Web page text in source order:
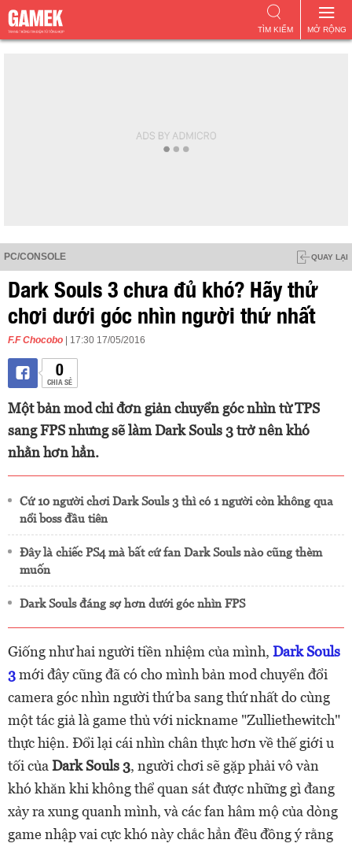
MỞ RỘNG
TÌM KIẾM
PC/CONSOLE QUAY LẠI
Dark Souls 3 chưa đủ khó? Hãy thử
chơi dưới góc nhìn người thứ nhất
F.F Chocobo | 17:30 17/05/2016
0
CHIA SẺ
Một bản mod chỉ đơn giản chuyển góc nhìn từ TPS
sang FPS nhưng sẽ làm Dark Souls 3 trở nên khó
nhằn hơn hẳn.
Cứ 10 người chơi Dark Souls 3 thì có 1 người còn không qua
nổi boss đầu tiên
Đây là chiếc PS4 mà bất cứ fan Dark Souls nào cũng thèm
muốn
Dark Souls đáng sợ hơn dưới góc nhìn FPS
Giống như hai người tiền nhiệm của mình, Dark Souls
3mới đây cũng đã có cho mình bản mod chuyển đổi
camera góc nhìn người thứ ba sang thứ nhất do cùng
một tác giả là game thủ với nickname "Zulliethewitch"
thực hiện. Đổi lại cái nhìn chân thực hơn về thế giới u
tối của Dark Souls 3, người chơi sẽ gặp phải vô vàn
khó khăn khi không thể quan sát được những gì đang
xảy ra xung quanh mình, và các fan hâm mộ của dòng
game nhập vai cực khó này chắc hẳn đều đồng ý rằng